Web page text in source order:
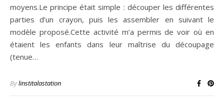
moyens.Le principe était simple : découper les différentes
parties d’un crayon, puis les assembler en suivant le
modèle proposé.Cette activité m’a permis de voir où en
étaient les enfants dans leur maîtrise du découpage
(tenue…
Bylinstitalastation